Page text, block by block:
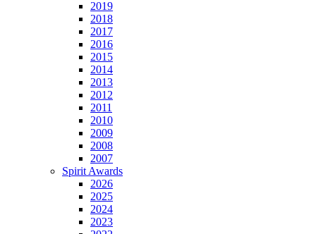
2019
2018
2017
2016
2015
2014
2013
2012
2011
2010
2009
2008
2007
Spirit Awards
2026
2025
2024
2023